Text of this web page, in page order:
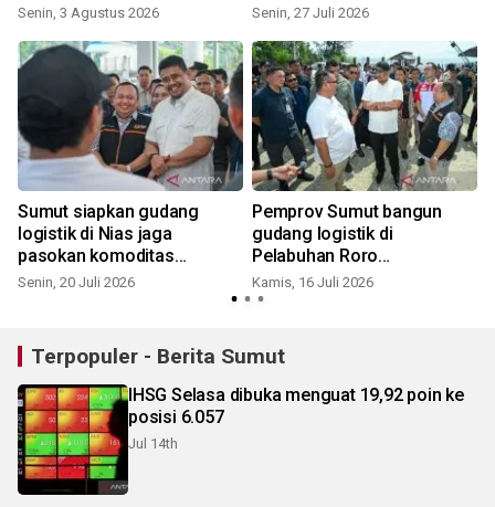
Senin, 3 Agustus 2026
tunjukkan keberhasilan
Senin, 27 Juli 2026
Sumut siapkan gudang
logistik di Nias jaga
pasokan komoditas
strategis
Senin, 20 Juli 2026
Pemprov Sumut bangun
gudang logistik di
Pelabuhan Roro
Gunungsitoli
Kamis, 16 Juli 2026
Terpopuler - Berita Sumut
IHSG Selasa dibuka menguat 19,92 poin ke
posisi 6.057
Jul 14th